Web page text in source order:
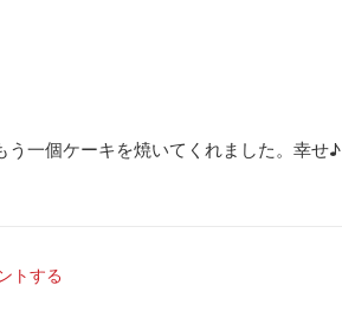
一個ケーキを焼いてくれました。幸せ♪
トする